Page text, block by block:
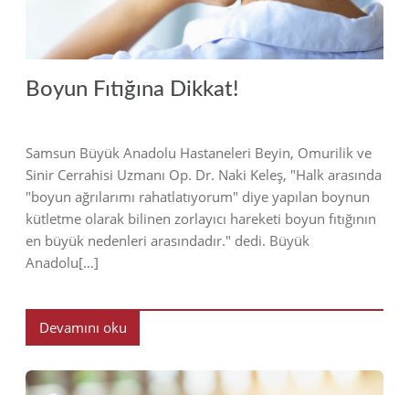
Boyun Fıtığına Dikkat!
Samsun Büyük Anadolu Hastaneleri Beyin, Omurilik ve
Sinir Cerrahisi Uzmanı Op. Dr. Naki Keleş, "Halk arasında
"boyun ağrılarımı rahatlatıyorum" diye yapılan boynun
kütletme olarak bilinen zorlayıcı hareketi boyun fıtığının
en büyük nedenleri arasındadır." dedi. Büyük
Anadolu[…]
Devamını oku